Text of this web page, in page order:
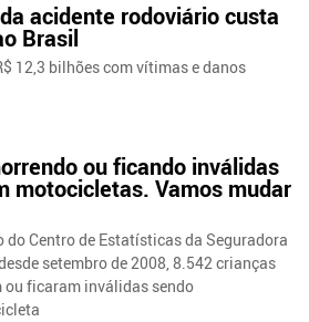
acidente rodoviário custa
Brasil
12,3 bilhões com vítimas e danos
ou ficando inválidas
motocicletas. Vamos mudar
Centro de Estatísticas da Seguradora
setembro de 2008, 8.542 crianças
ou ficaram inválidas sendo